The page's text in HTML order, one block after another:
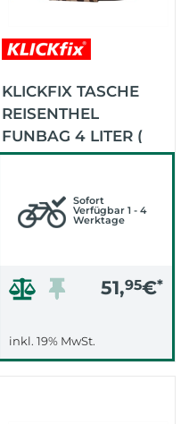
KLICKFIX TASCHE
REISENTHEL
FUNBAG 4 LITER (
LEO MACCHIATO)
Sofort
Verfügbar 1 - 4
Werktage
51,95€*
inkl. 19% MwSt.